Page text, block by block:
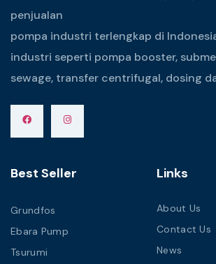
penjualan
pompa industri terlengkap di
industri seperti pompa booster,
sewage, transfer centrifugal, dosing
Best Seller
Grundfos
Ebara Pump
Tsurumi
Links
About Us
Contact Us
News